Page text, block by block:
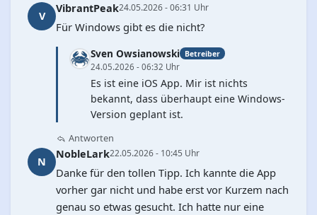
V
VibrantPeak24.05.2026 - 06:31 Uhr
Für Windows gibt es die nicht?
Sven Owsianowski Betreiber
24.05.2026 - 06:32 Uhr
Es ist eine iOS App. Mir ist nichts
bekannt, dass überhaupt eine Windows-
Version geplant ist.
Antworten
N
NobleLark22.05.2026 - 10:45 Uhr
Danke für den tollen Tipp. Ich kannte die App
vorher gar nicht und habe erst vor Kurzem nach
genau so etwas gesucht. Ich hatte nur eine